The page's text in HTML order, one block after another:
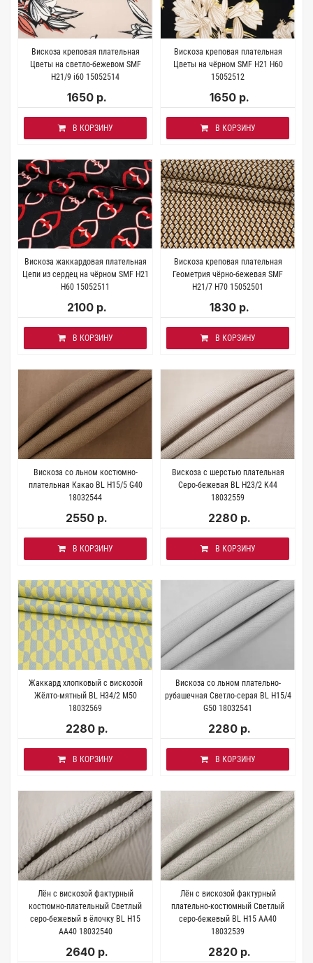
Вискоза креповая плательная
Цветы на светло-бежевом SMF
H21/9 i60 15052514
1650 р.
В КОРЗИНУ
Вискоза креповая плательная
Цветы на чёрном SMF H21 H60
15052512
1650 р.
В КОРЗИНУ
Вискоза жаккардовая плательная
Цепи из сердец на чёрном SMF H21
H60 15052511
2100 р.
В КОРЗИНУ
Вискоза креповая плательная
Геометрия чёрно-бежевая SMF
H21/7 H70 15052501
1830 р.
В КОРЗИНУ
Вискоза со льном костюмно-
плательная Какао BL H15/5 G40
18032544
2550 р.
В КОРЗИНУ
Вискоза с шерстью плательная
Серо-бежевая BL H23/2 K44
18032559
2280 р.
В КОРЗИНУ
Жаккард хлопковый с вискозой
Жёлто-мятный BL H34/2 M50
18032569
2280 р.
В КОРЗИНУ
Вискоза со льном плательно-
рубашечная Светло-серая BL H15/4
G50 18032541
2280 р.
В КОРЗИНУ
Лён с вискозой фактурный
костюмно-плательный Светлый
серо-бежевый в ёлочку BL H15
AA40 18032540
2640 р.
Лён с вискозой фактурный
плательно-костюмный Светлый
серо-бежевый BL H15 AA40
18032539
2820 р.